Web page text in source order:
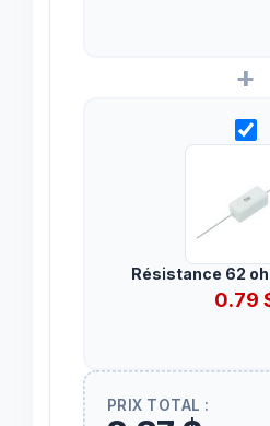
+
Résistance 62
0.79
PRIX TOTAL :